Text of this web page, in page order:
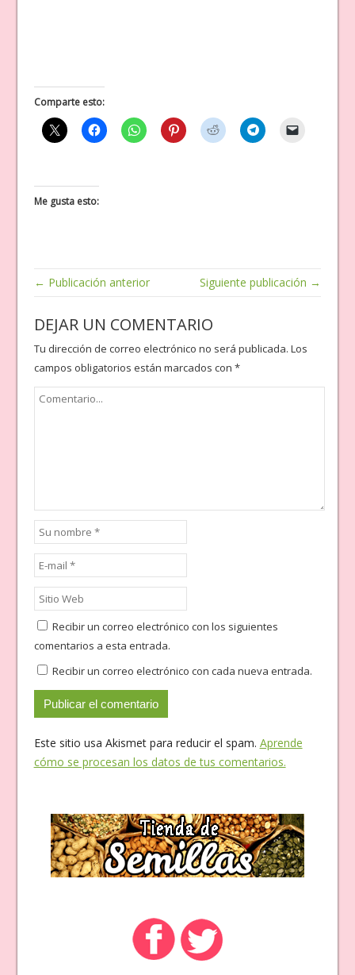
Comparte esto:
Me gusta esto:
← Publicación anterior Siguiente publicación →
DEJAR UN COMENTARIO
Tu dirección de correo electrónico no será publicada. Los
campos obligatorios están marcados con *
Recibir un correo electrónico con los siguientes
comentarios a esta entrada.
Recibir un correo electrónico con cada nueva entrada.
Este sitio usa Akismet para reducir el spam. Aprende
cómo se procesan los datos de tus comentarios.